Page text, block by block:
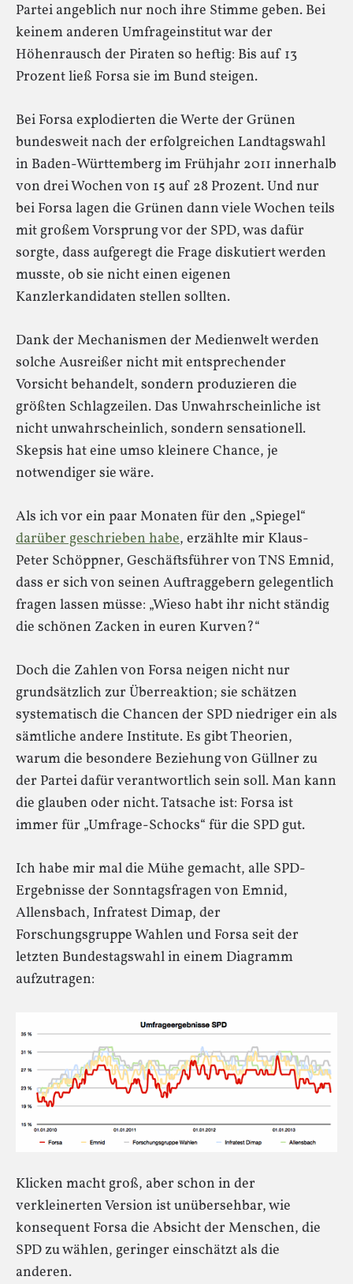
Partei angeblich nur noch ihre Stimme geben. Bei
keinem anderen Umfrageinstitut war der
Höhenrausch der Piraten so heftig: Bis auf 13
Prozent ließ Forsa sie im Bund steigen.
Bei Forsa explodierten die Werte der Grünen
bundesweit nach der erfolgreichen Landtagswahl
in Baden-Württemberg im Frühjahr 2011 innerhalb
von drei Wochen von 15 auf 28 Prozent. Und nur
bei Forsa lagen die Grünen dann viele Wochen teils
mit großem Vorsprung vor der SPD, was dafür
sorgte, dass aufgeregt die Frage diskutiert werden
musste, ob sie nicht einen eigenen
Kanzlerkandidaten stellen sollten.
Dank der Mechanismen der Medienwelt werden
solche Ausreißer nicht mit entsprechender
Vorsicht behandelt, sondern produzieren die
größten Schlagzeilen. Das Unwahrscheinliche ist
nicht unwahrscheinlich, sondern sensationell.
Skepsis hat eine umso kleinere Chance, je
notwendiger sie wäre.
Als ich vor ein paar Monaten für den „Spiegel“
darüber geschrieben habe, erzählte mir Klaus-
Peter Schöppner, Geschäftsführer von TNS Emnid,
dass er sich von seinen Auftraggebern gelegentlich
fragen lassen müsse: „Wieso habt ihr nicht ständig
die schönen Zacken in euren Kurven?“
Doch die Zahlen von Forsa neigen nicht nur
grundsätzlich zur Überreaktion; sie schätzen
systematisch die Chancen der SPD niedriger ein als
sämtliche andere Institute. Es gibt Theorien,
warum die besondere Beziehung von Güllner zu
der Partei dafür verantwortlich sein soll. Man kann
die glauben oder nicht. Tatsache ist: Forsa ist
immer für „Umfrage-Schocks“ für die SPD gut.
Ich habe mir mal die Mühe gemacht, alle SPD-
Ergebnisse der Sonntagsfragen von Emnid,
Allensbach, Infratest Dimap, der
Forschungsgruppe Wahlen und Forsa seit der
letzten Bundestagswahl in einem Diagramm
aufzutragen:
Klicken macht groß, aber schon in der
verkleinerten Version ist unübersehbar, wie
konsequent Forsa die Absicht der Menschen, die
SPD zu wählen, geringer einschätzt als die
anderen.